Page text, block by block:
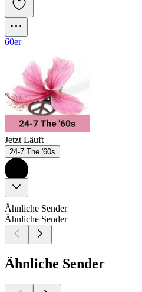
60er
Jetzt Läuft
24-7 The '60s
Ähnliche Sender
Ähnliche Sender
Ähnliche Sender